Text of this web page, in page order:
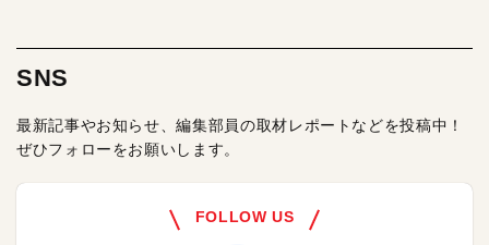
SNS
最新記事やお知らせ、編集部員の取材レポートなどを投稿中！
ぜひフォローをお願いします。
FOLLOW US